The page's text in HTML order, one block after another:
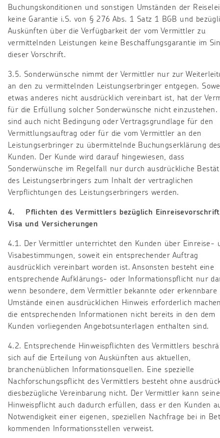
Buchungskonditionen und sonstigen Umständen der
keine Garantie i.S. von § 276 Abs. 1 Satz 1 BGB und
Auskünften über die Verfügbarkeit der vom Vermittler zu
vermittelnden Leistungen keine Beschaffungsgarantie im
dieser Vorschrift.
3.5. Sonderwünsche nimmt der Vermittler nur zur
an den zu vermittelnden Leistungserbringer entgegen.
etwas anderes nicht ausdrücklich vereinbart ist, hat der
für die Erfüllung solcher Sonderwünsche nicht einzustehen.
sind auch nicht Bedingung oder Vertragsgrundlage für den
Vermittlungsauftrag oder für die vom Vermittler an den
Leistungserbringer zu übermittelnde Buchungserklärung
Kunden. Der Kunde wird darauf hingewiesen, dass
Sonderwünsche im Regelfall nur durch ausdrückliche
des Leistungserbringers zum Inhalt der vertraglichen
Verpflichtungen des Leistungserbringers werden.
4. Pflichten des Vermittlers bezüglich
Visa und Versicherungen
4.1. Der Vermittler unterrichtet den Kunden über Einreise-
Visabestimmungen, soweit ein entsprechender Auftrag
ausdrücklich vereinbart worden ist. Ansonsten besteht eine
entsprechende Aufklärungs- oder Informationspflicht nur
wenn besondere, dem Vermittler bekannte oder erkennbare
Umstände einen ausdrücklichen Hinweis erforderlich
die entsprechenden Informationen nicht bereits in den dem
Kunden vorliegenden Angebotsunterlagen enthalten sind.
4.2. Entsprechende Hinweispflichten des Vermittlers
sich auf die Erteilung von Auskünften aus aktuellen,
branchenüblichen Informationsquellen. Eine spezielle
Nachforschungspflicht des Vermittlers besteht ohne
diesbezügliche Vereinbarung nicht. Der Vermittler kann seine
Hinweispflicht auch dadurch erfüllen, dass er den Kunden
Notwendigkeit einer eigenen, speziellen Nachfrage bei in
kommenden Informationsstellen verweist.